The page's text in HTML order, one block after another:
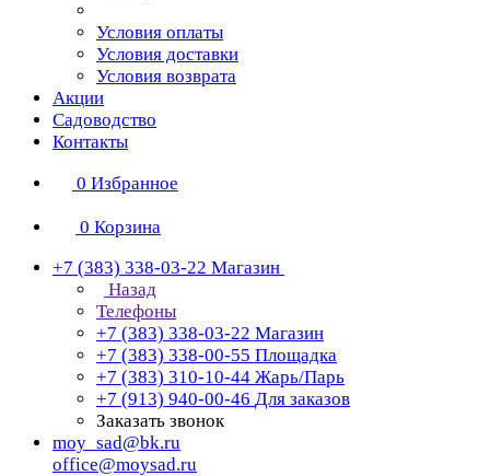
Условия оплаты
Условия доставки
Условия возврата
Акции
Садоводство
Контакты
0 Избранное
0 Корзина
+7 (383) 338-03-22 Магазин
Назад
Телефоны
+7 (383) 338-03-22 Магазин
+7 (383) 338-00-55 Площадка
+7 (383) 310-10-44 Жарь/Парь
+7 (913) 940-00-46 Для заказов
Заказать звонок
moy_sad@bk.ru
office@moysad.ru